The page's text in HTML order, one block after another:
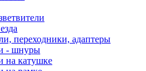
переходники, адаптеры
- шнуры
на катушке